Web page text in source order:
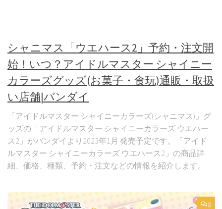
シャニマス「ウエハース2」予約・注文開
始！いつ？アイドルマスター シャイニー
カラーズグッズ(お菓子・食玩)通販・取扱
い店舗|バンダイ
「アイドルマスター シャイニーカラーズ(シャニマス)」グ
ッズの「アイドルマスター シャイニーカラーズ ウエハー
ス2」がバンダイより2023年1月 発売予定です。「アイド
ルマスター シャイニーカラーズ ウエハース2」の商品詳
細、価格、種類、予約・注文などの情報を紹介します。
0